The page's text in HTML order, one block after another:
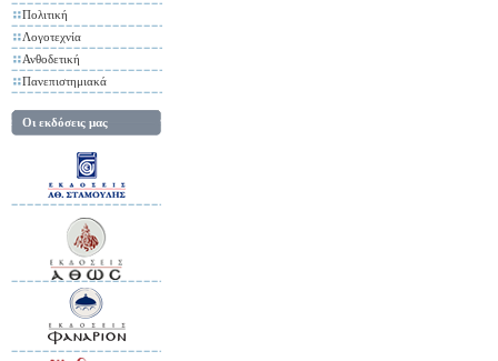
Πολιτική
Λογοτεχνία
Ανθοδετική
Πανεπιστημιακά
Οι εκδόσεις μας